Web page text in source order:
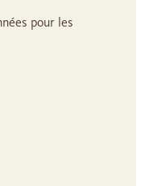
pour les